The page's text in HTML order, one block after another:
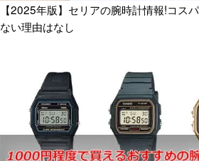
【2025年版】セリアの腕時計情報!コス
ない理由はなし